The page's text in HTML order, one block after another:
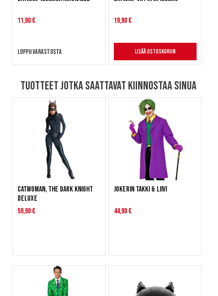
11,90 €
Loppu varastosta
19,90 €
Lisää ostoskoriin
Tuotteet jotka saattavat kiinnostaa sinua
Catwoman, The Dark Knight
Deluxe
59,90 €
Jokerin takki & liivi
44,90 €